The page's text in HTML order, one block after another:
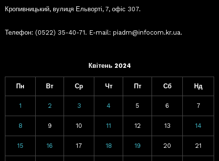
Кропивницький, вулиця Ельворті, 7, офіс 307.
Телефон: (0522) 35-40-71. E-mail: piadm@infocom.kr.ua.
Квітень 2024
Пн Вт Ср Чт Пт Сб Нд
1 2 3 4 5 6 7
8 9 10 11 12 13 14
15 16 17 18 19 20 21